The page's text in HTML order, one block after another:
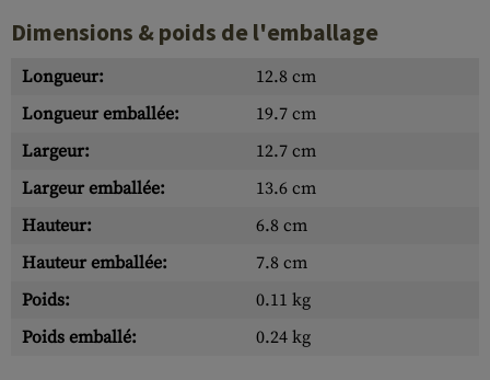
Dimensions & poids de l'emballage
Longueur:
12.8 cm
Longueur emballée:
19.7 cm
Largeur:
12.7 cm
Largeur emballée:
13.6 cm
Hauteur:
6.8 cm
Hauteur emballée:
7.8 cm
Poids:
0.11 kg
Poids emballé:
0.24 kg